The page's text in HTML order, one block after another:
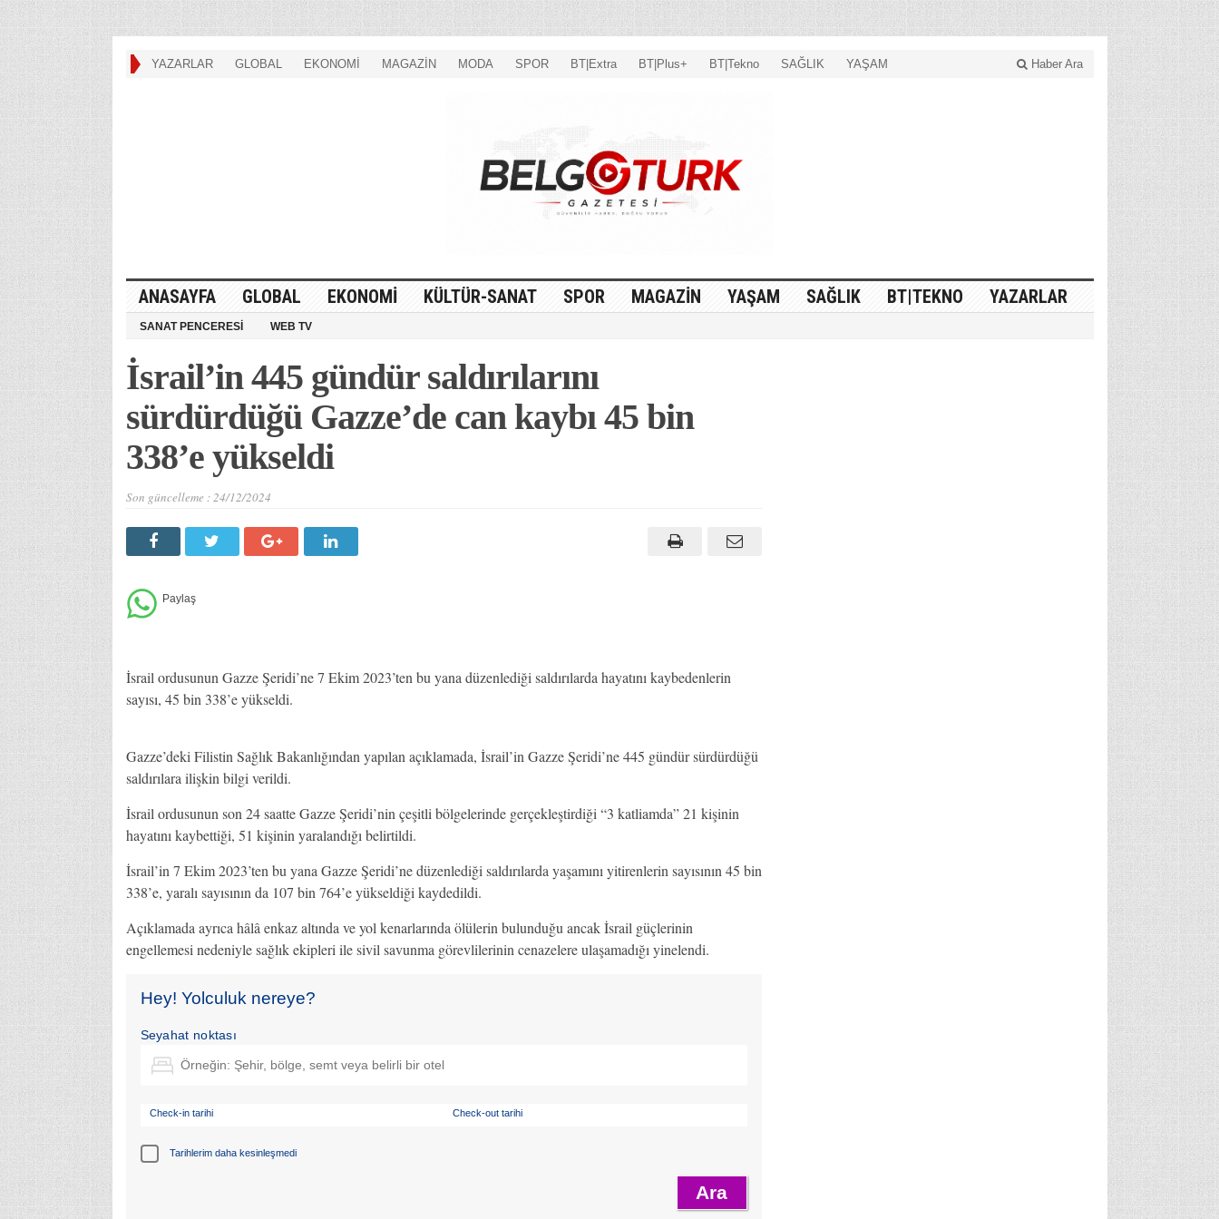
YAZARLAR GLOBAL EKONOMİ MAGAZİN MODA SPOR BT|Extra BT|Plus+ BT|Tekno SAĞLIK YAŞAM Haber Ara
ANASAYFA GLOBAL EKONOMİ KÜLTÜR-SANAT SPOR MAGAZİN YAŞAM SAĞLIK BT|TEKNO YAZARLAR
SANAT PENCERESİ WEB TV
İsrail’in 445 gündür saldırılarını
sürdürdüğü Gazze’de can kaybı 45 bin
338’e yükseldi
Son güncelleme :24/12/2024
İsrail ordusunun Gazze Şeridi’ne 7 Ekim 2023’ten bu yana düzenlediği saldırılarda hayatını kaybedenlerin
sayısı, 45 bin 338’e yükseldi.
Gazze’deki Filistin Sağlık Bakanlığından yapılan açıklamada, İsrail’in Gazze Şeridi’ne 445 gündür sürdürdüğü
saldırılara ilişkin bilgi verildi.
İsrail ordusunun son 24 saatte Gazze Şeridi’nin çeşitli bölgelerinde gerçekleştirdiği “3 katliamda” 21 kişinin
hayatını kaybettiği, 51 kişinin yaralandığı belirtildi.
İsrail’in 7 Ekim 2023’ten bu yana Gazze Şeridi’ne düzenlediği saldırılarda yaşamını yitirenlerin sayısının 45 bin
338’e, yaralı sayısının da 107 bin 764’e yükseldiği kaydedildi.
Açıklamada ayrıca hâlâ enkaz altında ve yol kenarlarında ölülerin bulunduğu ancak İsrail güçlerinin
engellemesi nedeniyle sağlık ekipleri ile sivil savunma görevlilerinin cenazelere ulaşamadığı yinelendi.
Hey! Yolculuk nereye?
Seyahat noktası
Check-in tarihi Check-out tarihi
Tarihlerim daha kesinleşmedi